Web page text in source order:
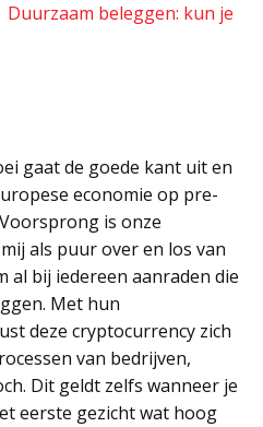
beleggen: kun je
gaat de goede kant uit en
economie op pre-
is onze
als puur over en los van
al bij iedereen aanraden die
Met hun
deze cryptocurrency zich
van bedrijven,
Dit geldt zelfs wanneer je
eerste gezicht wat hoog